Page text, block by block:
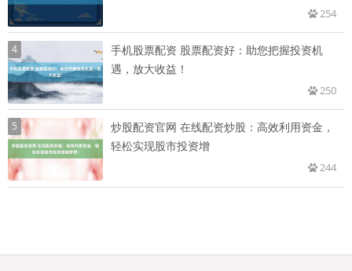
254
4
手机股票配资 股票配资好：助您把握投资机
遇，放大收益！
250
5
炒股配资官网 在线配资炒股：高效利用资金，
轻松实现股市投资增
244